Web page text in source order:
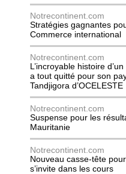
Notrecontinent.com
Stratégies gagnantes
Commerce international
Notrecontinent.com
L’incroyable histoire
a tout quitté pour son
Tandjigora d’OCELESTE
Notrecontinent.com
Suspense pour les
Mauritanie
Notrecontinent.com
Nouveau casse-tête
s’invite dans les cours